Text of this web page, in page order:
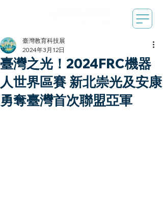
臺灣之光！2024FRC機器
人世界區賽 新北崇光及安康
勇奪臺灣首次聯盟亞軍
臺灣教育科技展
2024年3月12日